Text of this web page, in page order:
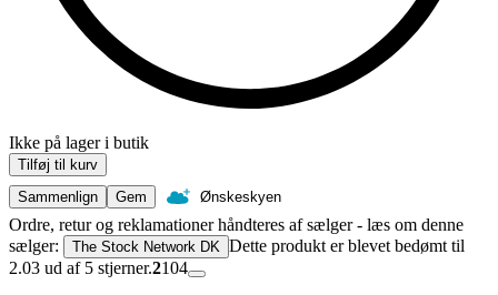
Ikke på lager i butik
Tilføj til kurv
Sammenlign
Gem Ønskeskyen
Ordre, retur og reklamationer håndteres af sælger - læs om denne
sælger:
The Stock Network DK Dette produkt er blevet bedømt til
2.03 ud af 5 stjerner.2104